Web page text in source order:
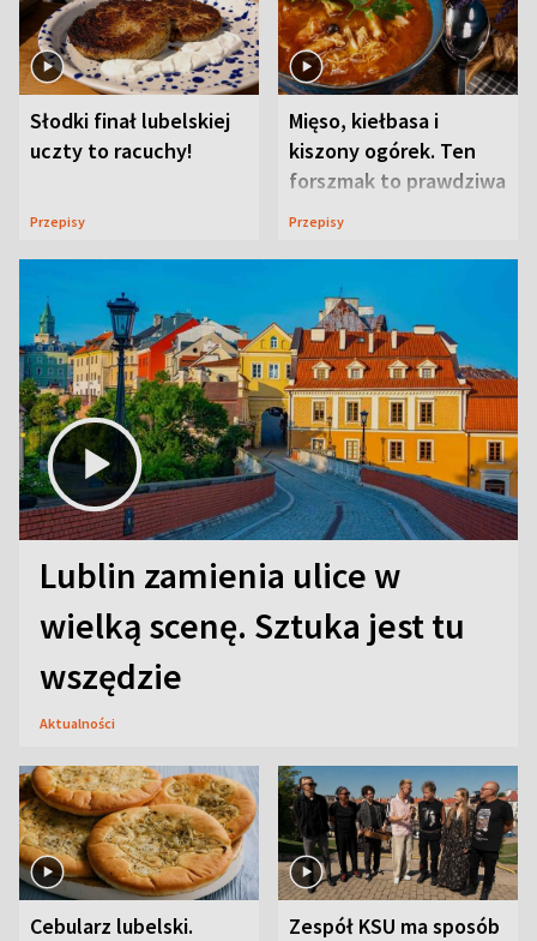
Słodki finał lubelskiej
uczty to racuchy!
Przepisy
Mięso, kiełbasa i
kiszony ogórek. Ten
forszmak to prawdziwa
uczta
Przepisy
Lublin zamienia ulice w
wielką scenę. Sztuka jest tu
wszędzie
Aktualności
Cebularz lubelski.
Zespół KSU ma sposób